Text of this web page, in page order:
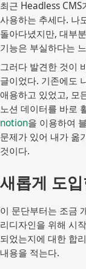
최근 Headless CMS
사용하는 추세다. 나
돌아다녔지만, 대부
기능은 부실하다는
그러다 발견한 것이
글이었다. 기존에도
애용하고 있었고, 모
노션 데이터를 바로
notion을 이용하여
문제가 있어 내가 옮
것이다.
새롭게 도
이 문단부터는 조금
리디자인을 위해 시
되었는지에 대한 합
내용을 적는다.